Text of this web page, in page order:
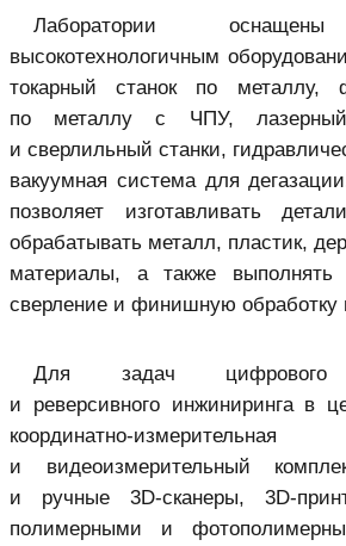
Лаборатории
высокотехнологичным
токарный станок по металлу,
по металлу с ЧПУ,
и сверлильный станки,
вакуумная система для
позволяет изготавливать
обрабатывать металл, пластик,
материалы, а также выполнять
сверление и финишную обработку
Для задач цифрового
и реверсивного инжиниринга в
координатно-
и видеоизмерительный
и ручные 3D-сканеры, 3D-
полимерными и